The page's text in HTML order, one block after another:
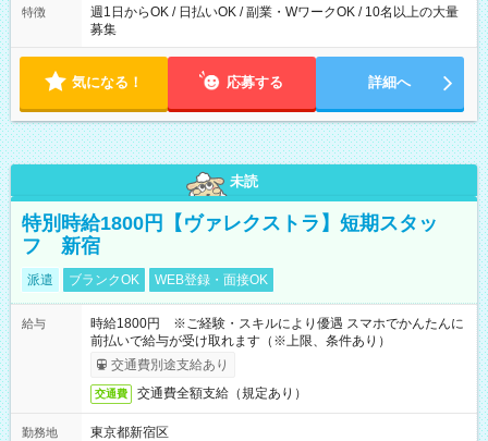
特徴
週1日からOK / 日払いOK / 副業・WワークOK / 10名以上の大量
募集
気になる！ 応募する 詳細へ
未読
特別時給1800円【ヴァレクストラ】短期スタッ
フ 新宿
派遣 ブランクOK WEB登録・面接OK
給与
時給1800円 ※ご経験・スキルにより優遇 スマホでかんたんに
前払いで給与が受け取れます（※上限、条件あり）
交通費別途支給あり
交通費 交通費全額支給（規定あり）
勤務地
東京都新宿区